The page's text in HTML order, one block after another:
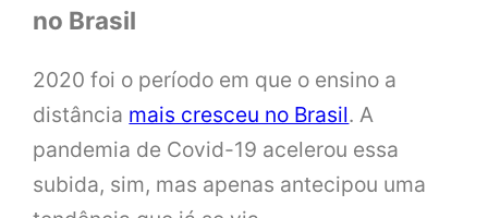
no Brasil
2020 foi o período em que o ensino a
distância mais cresceu no Brasil. A
pandemia de Covid-19 acelerou essa
subida, sim, mas apenas antecipou uma